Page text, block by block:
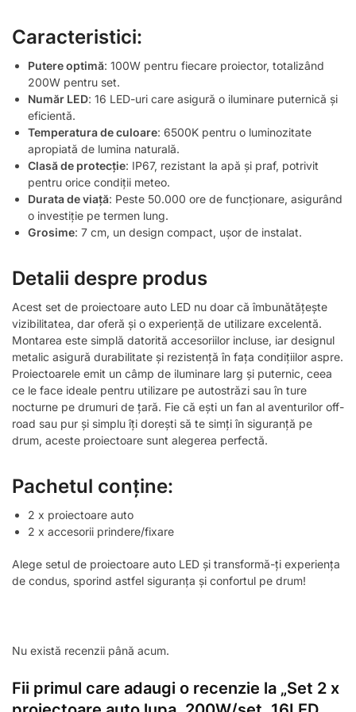
Caracteristici:
Putere optimă: 100W pentru fiecare proiector, totalizând
200W pentru set.
Număr LED: 16 LED-uri care asigură o iluminare puternică și
eficientă.
Temperatura de culoare: 6500K pentru o luminozitate
apropiată de lumina naturală.
Clasă de protecție: IP67, rezistant la apă și praf, potrivit
pentru orice condiții meteo.
Durata de viață: Peste 50.000 ore de funcționare, asigurând
o investiție pe termen lung.
Grosime: 7 cm, un design compact, ușor de instalat.
Detalii despre produs
Acest set de proiectoare auto LED nu doar că îmbunătățește
vizibilitatea, dar oferă și o experiență de utilizare excelentă.
Montarea este simplă datorită accesoriilor incluse, iar designul
metalic asigură durabilitate și rezistență în fața condițiilor aspre.
Proiectoarele emit un câmp de iluminare larg și puternic, ceea
ce le face ideale pentru utilizare pe autostrăzi sau în ture
nocturne pe drumuri de țară. Fie că ești un fan al aventurilor off-
road sau pur și simplu îți dorești să te simți în siguranță pe
drum, aceste proiectoare sunt alegerea perfectă.
Pachetul conține:
2 x proiectoare auto
2 x accesorii prindere/fixare
Alege setul de proiectoare auto LED și transformă-ți experiența
de condus, sporind astfel siguranța și confortul pe drum!
Nu există recenzii până acum.
Fii primul care adaugi o recenzie la „Set 2 x